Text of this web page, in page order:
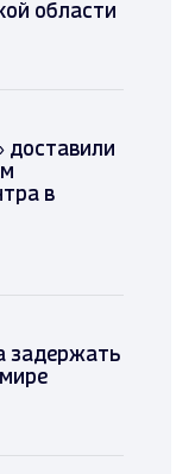
области
доставили
в
задержать